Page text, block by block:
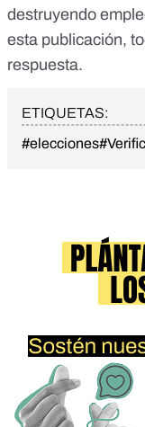
destruyendo
esta publicación,
respuesta.
ETIQUETAS:
#elecciones